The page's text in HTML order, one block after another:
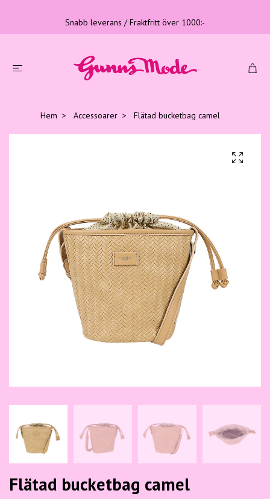
Snabb leverans / Fraktfritt över 1000:-
Hem Accessoarer Flätad bucketbag camel
Flätad bucketbag camel